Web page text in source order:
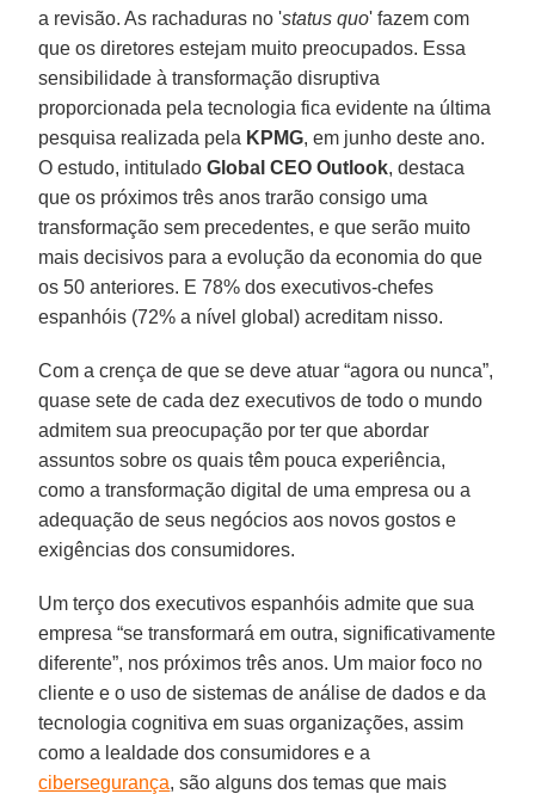
a revisão. As rachaduras no 'status quo' fazem com
que os diretores estejam muito preocupados. Essa
sensibilidade à transformação disruptiva
proporcionada pela tecnologia fica evidente na última
pesquisa realizada pela KPMG, em junho deste ano.
O estudo, intituladoGlobal CEO Outlook, destaca
que os próximos três anos trarão consigo uma
transformação sem precedentes, e que serão muito
mais decisivos para a evolução da economia do que
os 50 anteriores. E 78% dos executivos-chefes
espanhóis (72% a nível global) acreditam nisso.
Com a crença de que se deve atuar “agora ou nunca”,
quase sete de cada dez executivos de todo o mundo
admitem sua preocupação por ter que abordar
assuntos sobre os quais têm pouca experiência,
como a transformação digital de uma empresa ou a
adequação de seus negócios aos novos gostos e
exigências dos consumidores.
Um terço dos executivos espanhóis admite que sua
empresa “se transformará em outra, significativamente
diferente”, nos próximos três anos. Um maior foco no
cliente e o uso de sistemas de análise de dados e da
tecnologia cognitiva em suas organizações, assim
como a lealdade dos consumidores e a
cibersegurança, são alguns dos temas que mais